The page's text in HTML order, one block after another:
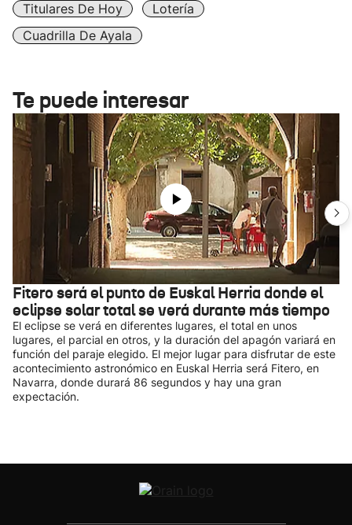
Titulares De Hoy
Lotería
Cuadrilla De Ayala
Te puede interesar
Fitero será el punto de Euskal Herria donde el
eclipse solar total se verá durante más tiempo
El eclipse se verá en diferentes lugares, el total en unos
lugares, el parcial en otros, y la duración del apagón variará en
función del paraje elegido. El mejor lugar para disfrutar de este
acontecimiento astronómico en Euskal Herria será Fitero, en
Navarra, donde durará 86 segundos y hay una gran
expectación.